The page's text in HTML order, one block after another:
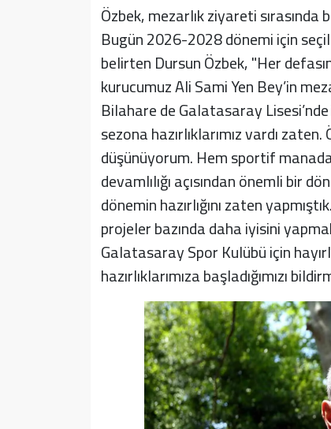
Özbek, mezarlık ziyareti
Bugün 2026-2028 dönemi için
belirten Dursun Özbek, "Her
kurucumuz Ali Sami Yen Bey’in
Bilahare de Galatasaray
sezona hazırlıklarımız vardı
düşünüyorum. Hem sportif manada
devamlılığı açısından önemli bir
dönemin hazırlığını zaten
projeler bazında daha iyisini
Galatasaray Spor Kulübü için
hazırlıklarımıza başladığımızı